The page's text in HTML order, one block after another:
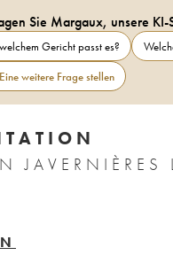
Sie Margaux, unsere KI-
Gericht passt es?
weitere Frage stellen